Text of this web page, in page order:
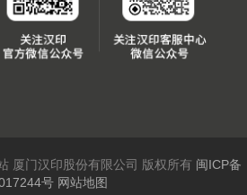
厦门汉印股份有限公司 版权所有 闽ICP备
号 网站地图